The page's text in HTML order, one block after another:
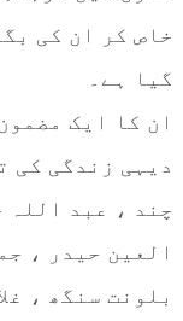
خاص کر ان کی
گیا ہے۔
ان کا ایک
دیہی زندگی کی
چند ، عبد اللہ
العین حیدر ،
بلونت سنگھ ،